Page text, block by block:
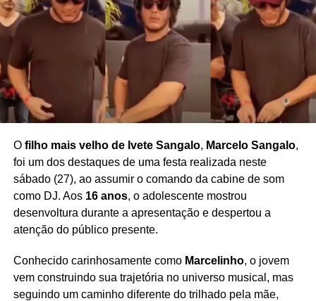
O filho mais velho de Ivete Sangalo, Marcelo Sangalo,
foi um dos destaques de uma festa realizada neste
sábado (27), ao assumir o comando da cabine de som
como DJ. Aos 16 anos, o adolescente mostrou
desenvoltura durante a apresentação e despertou a
atenção do público presente.
Conhecido carinhosamente como Marcelinho, o jovem
vem construindo sua trajetória no universo musical, mas
seguindo um caminho diferente do trilhado pela mãe,